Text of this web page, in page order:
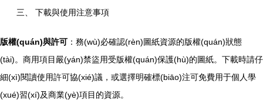
三、 下載與使用注意事項
版權(quán)與許可 ：務(wù)必確認(rèn)圖紙資源的版權(quán)狀態
(tài)。商用項目嚴(yán)禁盜用受版權(quán)保護(hù)的圖紙。下載時請仔
細(xì)閱讀使用許可協(xié)議，或選擇明確標(biāo)注可免費用于個人學
(xué)習(xí)及商業(yè)項目的資源。